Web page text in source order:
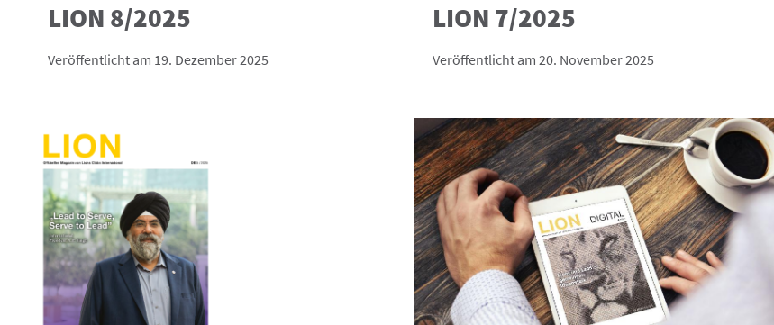
LION 8/2025
Veröffentlicht am 19. Dezember 2025
LION 7/2025
Veröffentlicht am 20. November 2025